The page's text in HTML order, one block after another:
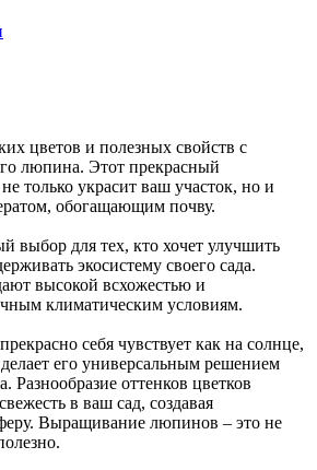
цветов и полезных свойств с
люпина. Этот прекрасный
только украсит ваш участок, но и
обогащающим почву.
выбор для тех, кто хочет улучшить
экосистему своего сада.
высокой всхожестью и
климатическим условиям.
себя чувствует как на солнце,
его универсальным решением
Разнообразие оттенков цветков
в ваш сад, создавая
Выращивание люпинов – это не